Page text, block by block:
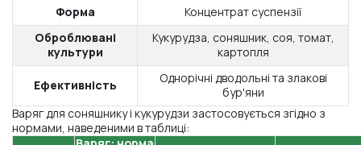
Форма
Концентрат суспензії
Оброблювані
культури
Кукурудза, соняшник, соя, томат,
картопля
Ефективність
Однорічні дводольні та злакові
бур'яни
Варяг для соняшнику і кукурудзи застосовується згідно з
нормами, наведеними в таблиці: